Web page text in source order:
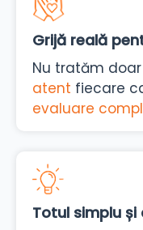
Grijă reală
Nu tratăm
atent fiecare
evaluare
Totul simplu și